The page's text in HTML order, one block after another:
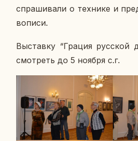
спра­ши­ва­ли о тех­ни­ке и
во­пи­си.
Вы­став­ку “Грация
смот­реть до 5 ноября с.г.